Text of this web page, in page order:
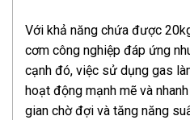
Với khả năng chứa được
cơm công nghiệp đáp ứng
cạnh đó, việc sử dụng gas
hoạt động mạnh mẽ và
gian chờ đợi và tăng năng